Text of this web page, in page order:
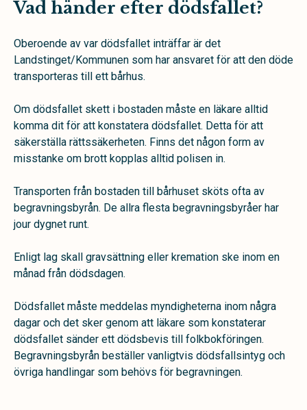
Vad händer efter dödsfallet?
Oberoende av var dödsfallet inträffar är det
Landstinget/Kommunen som har ansvaret för att den döde
transporteras till ett bårhus.
Om dödsfallet skett i bostaden måste en läkare alltid
komma dit för att konstatera dödsfal­let. Detta för att
säkerställa rättssäkerhe­ten. Finns det någon form av
misstanke om brott kopplas alltid polisen in.
Transporten från bostaden till bårhuset sköts ofta av
begravningsbyrån. De allra flesta begravningsbyråer har
jour dygnet runt.
Enligt lag skall gravsätt­ning eller kremation ske inom en
månad från dödsdagen.
Dödsfallet måste meddelas myn­digheterna inom några
dagar och det sker genom att läkare som konstaterar
dödsfallet sänder ett dödsbevis till folkbokföringen.
Begravningsbyrån beställer vanligtvis döds­fallsintyg och
övriga handlingar som behövs för begravningen.